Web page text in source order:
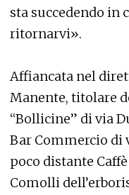
sta succedendo in
ritornarvi».
Affiancata nel
Manente, titolare
“Bollicine” di via
Bar Commercio di
poco distante
Comolli